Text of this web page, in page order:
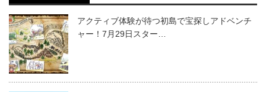
アクティブ体験が待つ初島で宝探しアドベンチ
ャー！7月29日スター…